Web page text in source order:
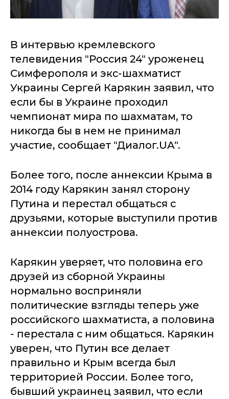
В интервью кремлевского
телевидения "Россия 24" уроженец
Симферополя и экс-шахматист
Украины Сергей Карякин заявил, что
если бы в Украине проходил
чемпионат мира по шахматам, то
никогда бы в нем не принимал
участие, сообщает "Диалог.UA".
Более того, после аннексии Крыма в
2014 году Карякин занял сторону
Путина и перестал общаться с
друзьями, которые выступили против
аннексии полуострова.
Карякин уверяет, что половина его
друзей из сборной Украины
нормально восприняли
политические взгляды теперь уже
российского шахматиста, а половина
- перестала с ним общаться. Карякин
уверен, что Путин все делает
правильно и Крым всегда был
территорией России. Более того,
бывший украинец заявил, что если